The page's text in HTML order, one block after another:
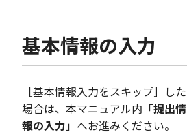
基本情報の入力
［基本情報入力をスキップ］した
場合は、本マニュアル内「提出情
報の入力 」へお進みください。